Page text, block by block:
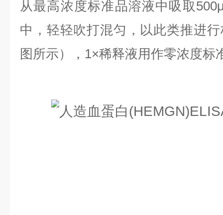
从最高浓度标准品溶液中吸取
中，轻轻吹打混匀，以此类推进
图所示），1×稀释液用作零浓度标